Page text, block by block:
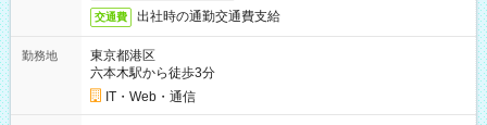
交通費 出社時の通勤交通費支給
勤務地
東京都港区
六本木駅から徒歩3分
IT・Web・通信